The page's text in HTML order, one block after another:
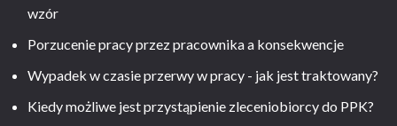
wzór
Porzucenie pracy przez pracownika a konsekwencje
Wypadek w czasie przerwy w pracy - jak jest traktowany?
Kiedy możliwe jest przystąpienie zleceniobiorcy do PPK?